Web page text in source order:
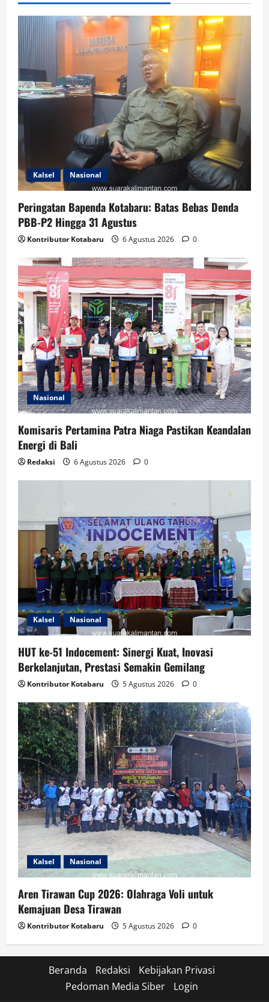
Kalsel Nasional
Peringatan Bapenda Kotabaru: Batas Bebas Denda
PBB-P2 Hingga 31 Agustus
Kontributor Kotabaru 6 Agustus 2026 0
Nasional
Komisaris Pertamina Patra Niaga Pastikan Keandalan
Energi di Bali
Redaksi 6 Agustus 2026 0
Kalsel Nasional
HUT ke-51 Indocement: Sinergi Kuat, Inovasi
Berkelanjutan, Prestasi Semakin Gemilang
Kontributor Kotabaru 5 Agustus 2026 0
Kalsel Nasional
Aren Tirawan Cup 2026: Olahraga Voli untuk
Kemajuan Desa Tirawan
Kontributor Kotabaru 5 Agustus 2026 0
Beranda Redaksi
Kebijakan Privasi
Pedoman Media Siber
Login